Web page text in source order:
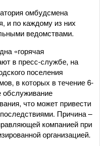
омбудсмена
и по каждому из них
ведомствами.
«горячая
в пресс-службе, на
поселения
в которых в течение 6-
обслуживание
что может привести
Причина –
компанией при
организацией.